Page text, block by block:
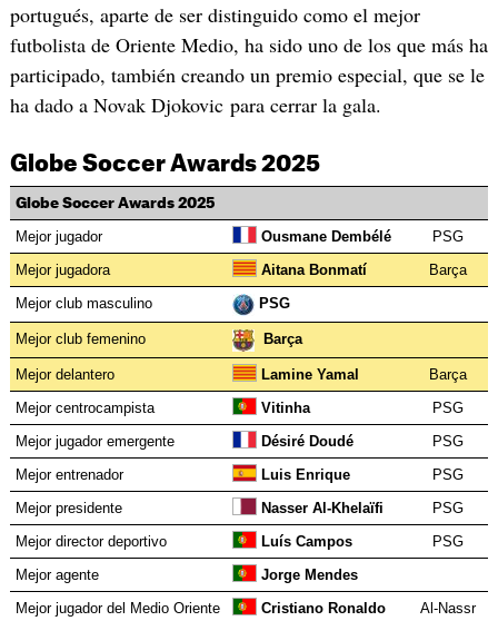
portugués, aparte de ser distinguido como el mejor
futbolista de Oriente Medio, ha sido uno de los que más ha
participado, también creando un premio especial, que se le
ha dado a Novak Djokovic para cerrar la gala.
Globe Soccer Awards 2025
Globe Soccer Awards 2025
Mejor jugador Ousmane Dembélé
PSG
Mejor jugadora
Aitana Bonmatí
Barça
Mejor club masculino
PSG
Mejor club femenino Barça
Mejor delantero Lamine Yamal
Barça
Mejor centrocampista
Vitinha
PSG
Mejor jugador emergente
Désiré Doudé
PSG
Mejor entrenador
Luis Enrique
PSG
Mejor presidente
Nasser Al-Khelaïfi
PSG
Mejor director deportivo
Luís Campos
PSG
Mejor agente
Jorge Mendes
Mejor jugador del Medio Oriente
Cristiano Ronaldo
Al-Nassr